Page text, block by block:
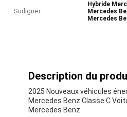
Surligner:
Hybride
Mercedes
Mercedes
Description du
2025 Nouveaux véhicules
Mercedes Benz Classe C
Mercedes Benz